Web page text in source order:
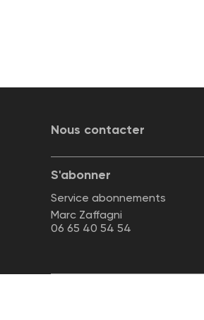
Nous contacter
S'abonner
Service abonnements
Marc Zaffagni
06 65 40 54 54